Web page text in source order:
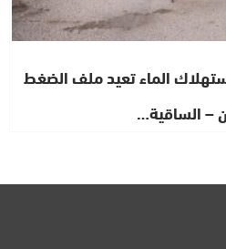
الماء تعيد ملف الضغط
– الساقية…